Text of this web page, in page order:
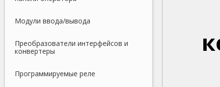
Модули ввода/вывода
Преобразователи интерфейсов и
конвертеры
Программируемые реле